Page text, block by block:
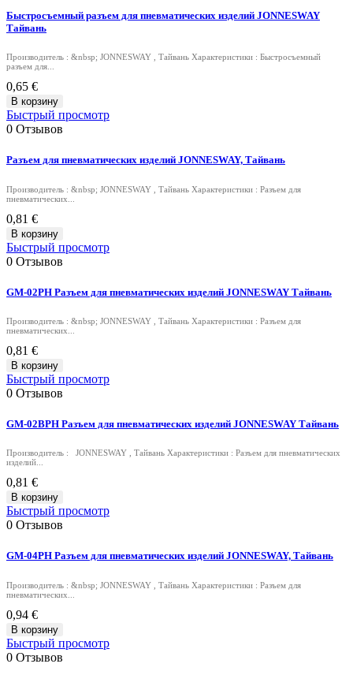
Быстросъемный разъем для пневматических изделий JONNESWAY
Тайвань
Производитель : &nbsp; JONNESWAY , Тайвань Характеристики : Быстросъемный
разъем для...
0,65 €
В корзину
Быстрый просмотр
0 Отзывов
Разъем для пневматических изделий JONNESWAY, Тайвань
Производитель : &nbsp; JONNESWAY , Тайвань Характеристики : Разъем для
пневматических...
0,81 €
В корзину
Быстрый просмотр
0 Отзывов
GM-02PH Разъем для пневматических изделий JONNESWAY Тайвань
Производитель : &nbsp; JONNESWAY , Тайвань Характеристики : Разъем для
пневматических...
0,81 €
В корзину
Быстрый просмотр
0 Отзывов
GM-02BPH Разъем для пневматических изделий JONNESWAY Тайвань
Производитель : JONNESWAY , Тайвань Характеристики : Разъем для пневматических
изделий...
0,81 €
В корзину
Быстрый просмотр
0 Отзывов
GM-04PH Разъем для пневматических изделий JONNESWAY, Тайвань
Производитель : &nbsp; JONNESWAY , Тайвань Характеристики : Разъем для
пневматических...
0,94 €
В корзину
Быстрый просмотр
0 Отзывов